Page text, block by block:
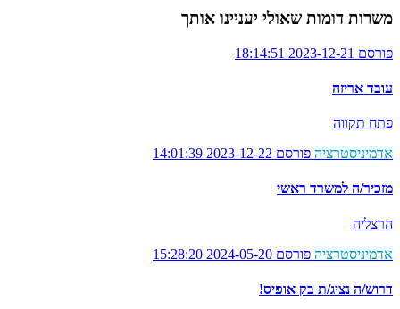
משרות דומות שאולי יעניינו אותך
פורסם 2023-12-21 18:14:51
עובד אריזה
פתח תקווה
אדמיניסטרציה פורסם 2023-12-22 14:01:39
מזכיר/ה למשרד ראשי
הרצליה
אדמיניסטרציה פורסם 2024-05-20 15:28:20
דרוש/ה נציג/ת בק אופיס!